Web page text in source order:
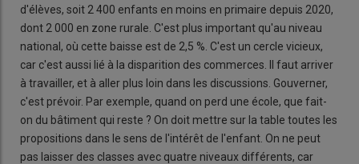
d'élèves, soit 2 400 enfants en moins en primaire depuis 2020,
dont 2 000 en zone rurale. C'est plus important qu'au niveau
national, où cette baisse est de 2,5 %. C'est un cercle vicieux,
car c'est aussi lié à la disparition des commerces. Il faut arriver
à travailler, et à aller plus loin dans les discussions. Gouverner,
c'est prévoir. Par exemple, quand on perd une école, que fait-
on du bâtiment qui reste ? On doit mettre sur la table toutes les
propositions dans le sens de l'intérêt de l'enfant. On ne peut
pas laisser des classes avec quatre niveaux différents, car